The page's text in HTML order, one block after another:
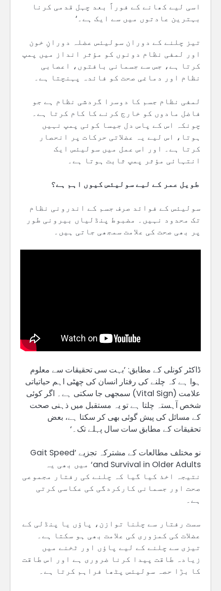
اسی لیے کھانے کے فوراً بعد چہل قدمی کرنا
بہترین عادتوں میں سے ایک ہے۔‘
تیز چلنے کے دوران سولیئس عضلہ دورانِ خون
اور لمفی نظام دونوں کو مؤثر انداز میں پمپ
کرتا ہے، جس سے جسمانی بافتوں، اعصابی
نظام اور دماغی صحت کو فائدہ پہنچتا ہے۔
لمفی نظام جسم کا دوسرا گردشی نظام ہے جو
فاضل مادوں کو خارج کرنے کا کام کرتا ہے۔
چونکہ اس کے پاس دل جیسا کوئی پمپ نہیں
ہوتا، اس لیے یہ عضلاتی حرکات پر انحصار
کرتا ہے۔ اور اس عمل میں سولیئس ایک
انتہائی مؤثر پمپ ثابت ہوتا ہے۔
طویل عمر کے لیے سولیئس کیوں اہم ہے؟
سولیئس کے فوائد صرف جسم کے اندرونی نظام
تک محدود نہیں۔ مضبوط پنڈلیاں بیرونی طور
پر بھی صحت کی علامت سمجھی جاتی ہیں۔
ڈاکٹر کونلی کے مطابق: ’بہت سی تحقیقات سے معلوم
ہوا ہے کہ چلنے کی رفتار انسان کی چھٹی اہم حیاتیاتی
علامت (Vital Sign) سمجھی جا سکتی ہے۔ اگر کوئی
شخص آہستہ چلتا ہے تو یہ مستقبل میں ذہنی صحت
کے مسائل کی پیش گوئی بھی کر سکتا ہے، بعض
تحقیقات کے مطابق سات سال پہلے تک۔‘
نو مختلف مطالعات کے مشترکہ تجزیے ’Gait Speed
and Survival in Older Adults‘ میں بھی یہ
نتیجہ اخذ کیا گیا کہ چلنے کی رفتار مجموعی
صحت اور جسمانی کارکردگی کی عکاسی کرتی
ہے۔
سست رفتار سے چلنا توازن، پاؤں یا پنڈلی کے
عضلات کی کمزوری کی علامت بھی ہو سکتا ہے۔
تیزی سے چلنے کے لیے پاؤں اور ٹخنے میں
زیادہ طاقت پیدا کرنا ضروری ہے اور اس طاقت
کا بڑا حصہ سولیئس پٹھا فراہم کرتا ہے۔